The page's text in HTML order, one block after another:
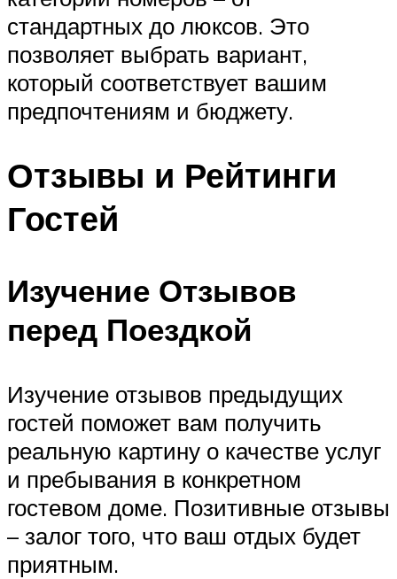
стандартных до люксов. Это
позволяет выбрать вариант,
который соответствует вашим
предпочтениям и бюджету.
Отзывы и Рейтинги
Гостей
Изучение Отзывов
перед Поездкой
Изучение отзывов предыдущих
гостей поможет вам получить
реальную картину о качестве услуг
и пребывания в конкретном
гостевом доме. Позитивные отзывы
– залог того, что ваш отдых будет
приятным.